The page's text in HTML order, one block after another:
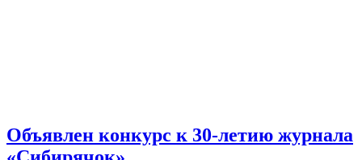
Объявлен конкурс к 30-летию журнала